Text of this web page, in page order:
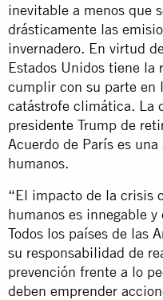
inevitable a menos que
drásticamente las
invernadero. En virtud
Estados Unidos tiene la
cumplir con su parte en
catástrofe climática. La
presidente Trump de
Acuerdo de París es
humanos.
“El impacto de la crisis
humanos es innegable
Todos los países de las
su responsabilidad de
prevención frente a lo
deben emprender